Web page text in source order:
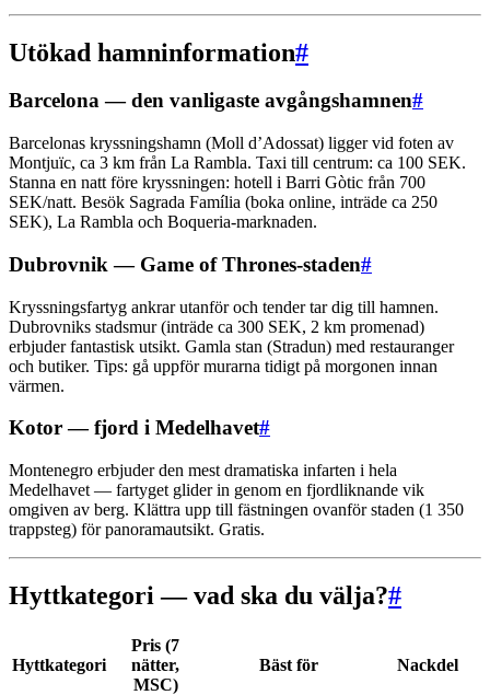
Utökad hamninformation#
Barcelona — den vanligaste avgångshamnen#
Barcelonas kryssningshamn (Moll d’Adossat) ligger vid foten av
Montjuïc, ca 3 km från La Rambla. Taxi till centrum: ca 100 SEK.
Stanna en natt före kryssningen: hotell i Barri Gòtic från 700
SEK/natt. Besök Sagrada Família (boka online, inträde ca 250
SEK), La Rambla och Boqueria-marknaden.
Dubrovnik — Game of Thrones-staden#
Kryssningsfartyg ankrar utanför och tender tar dig till hamnen.
Dubrovniks stadsmur (inträde ca 300 SEK, 2 km promenad)
erbjuder fantastisk utsikt. Gamla stan (Stradun) med restauranger
och butiker. Tips: gå uppför murarna tidigt på morgonen innan
värmen.
Kotor — fjord i Medelhavet#
Montenegro erbjuder den mest dramatiska infarten i hela
Medelhavet — fartyget glider in genom en fjordliknande vik
omgiven av berg. Klättra upp till fästningen ovanför staden (1 350
trappsteg) för panoramautsikt. Gratis.
Hyttkategori — vad ska du välja?#
Hyttkategori
Pris (7
nätter,
MSC)
Bäst för Nackdel